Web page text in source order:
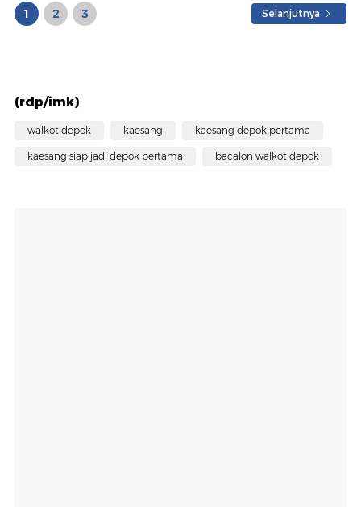
1
2 3 Selanjutnya
(rdp/imk)
walkot depok kaesang kaesang depok pertama
kaesang siap jadi depok pertama bacalon walkot depok